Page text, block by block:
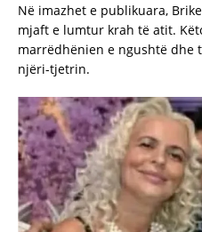
Në imazhet e publikuara,
mjaft e lumtur krah të atit.
marrëdhënien e ngushtë dhe
njëri-tjetrin.